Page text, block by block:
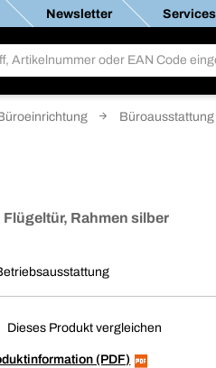
Newsletter Services
Büroausstattung
Rahmen silber
Dieses Produkt vergleichen
(PDF)